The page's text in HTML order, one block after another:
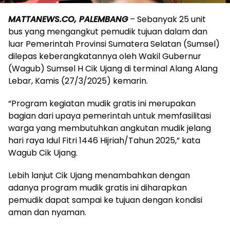
MATTANEWS.CO, PALEMBANG– Sebanyak 25 unit
bus yang mengangkut pemudik tujuan dalam dan
luar Pemerintah Provinsi Sumatera Selatan (Sumsel)
dilepas keberangkatannya oleh Wakil Gubernur
(Wagub) Sumsel H Cik Ujang di terminal Alang Alang
Lebar, Kamis (27/3/2025) kemarin.
“Program kegiatan mudik gratis ini merupakan
bagian dari upaya pemerintah untuk memfasilitasi
warga yang membutuhkan angkutan mudik jelang
hari raya Idul Fitri 1446 Hijriah/Tahun 2025,” kata
Wagub Cik Ujang.
Lebih lanjut Cik Ujang menambahkan dengan
adanya program mudik gratis ini diharapkan
pemudik dapat sampai ke tujuan dengan kondisi
aman dan nyaman.